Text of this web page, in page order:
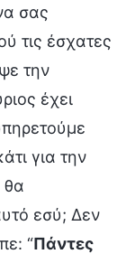
σας
τις έσχατες
την
έχει
για την
θα
εσύ; Δεν
“Πάντες